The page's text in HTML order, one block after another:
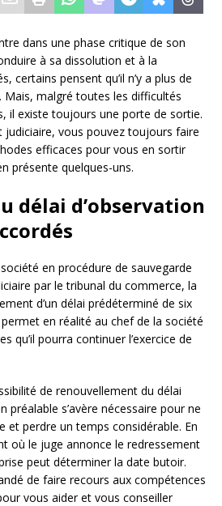
dans une phase critique de son
à sa dissolution et à la
certains pensent qu’il n’y a plus de
Mais, malgré toutes les difficultés
il existe toujours une porte de sortie.
judiciaire, vous pouvez toujours faire
efficaces pour vous en sortir
présente quelques-uns.
délai d’observation
en procédure de sauvegarde
par le tribunal du commerce, la
d’un délai prédéterminé de six
en réalité au chef de la société
qu’il pourra continuer l’exercice de
de renouvellement du délai
préalable s’avère nécessaire pour ne
et perdre un temps considérable. En
où le juge annonce le redressement
peut déterminer la date butoir.
de faire recours aux compétences
vous aider et vous conseiller